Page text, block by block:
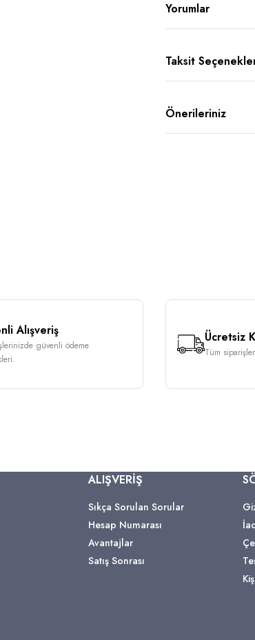
Yorumlar
Taksit
Önerileriniz
Alışveriş
güvenli ödeme
Ücretsiz
Tüm
ALIŞVERİŞ
Sıkça Sorulan Sorular
Hesap Numarası
Avantajlar
Satış Sonrası